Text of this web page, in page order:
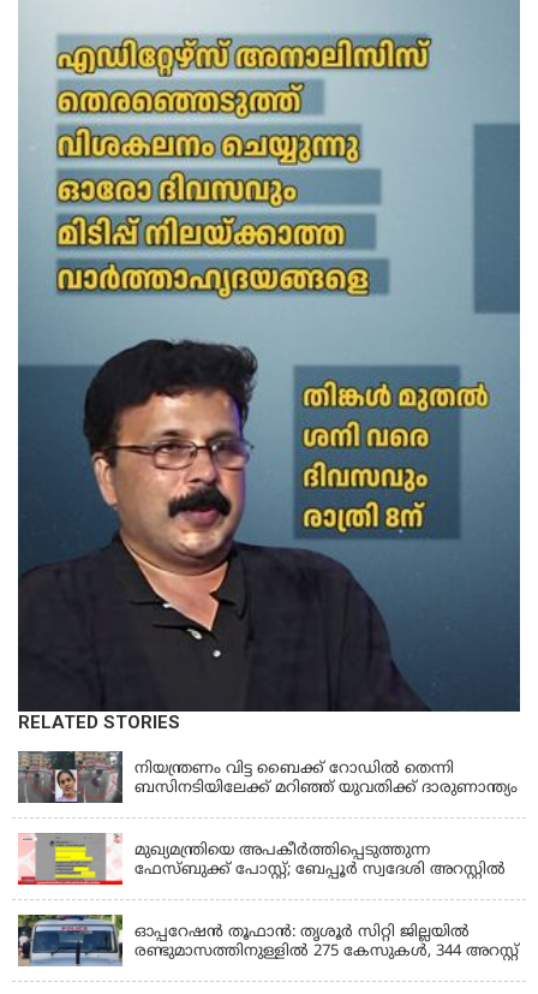
RELATED STORIES
KERALA
നിയന്ത്രണം വിട്ട ബൈക്ക് റോഡിൽ തെന്നി
ബസിനടിയിലേക്ക് മറിഞ്ഞ് യുവതിക്ക് ദാരുണാന്ത്യം
മുഖ്യമന്ത്രിയെ അപകീർത്തിപ്പെടുത്തുന്ന
ഫേസ്‌ബുക്ക് പോസ്റ്റ്; ബേപ്പൂർ സ്വദേശി അറസ്റ്റിൽ
ഓപ്പറേഷൻ തൂഫാൻ: തൃശൂർ സിറ്റി ജില്ലയിൽ
രണ്ടുമാസത്തിനുള്ളിൽ 275 കേസുകൾ, 344 അറസ്റ്റ്